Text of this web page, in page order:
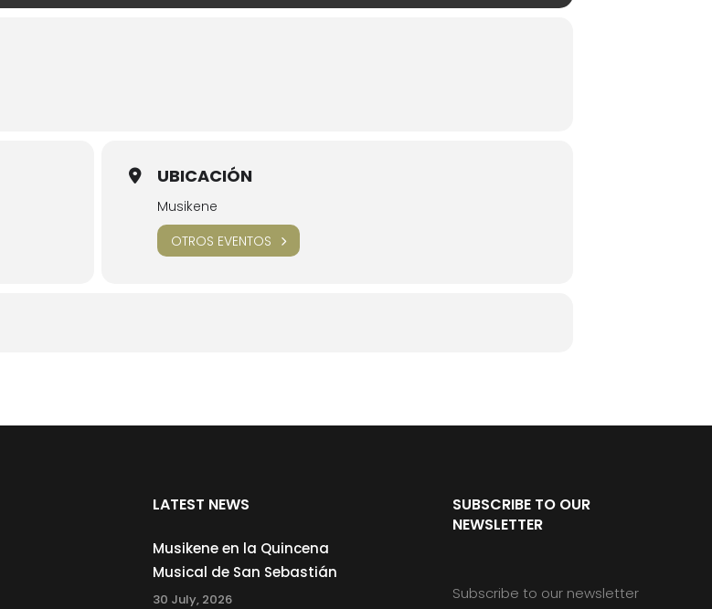
UBICACIÓN
Musikene
OTROS EVENTOS
LATEST NEWS
Musikene en la Quincena
Musical de San Sebastián
30 July, 2026
SUBSCRIBE TO OUR
NEWSLETTER
Subscribe to our newsletter